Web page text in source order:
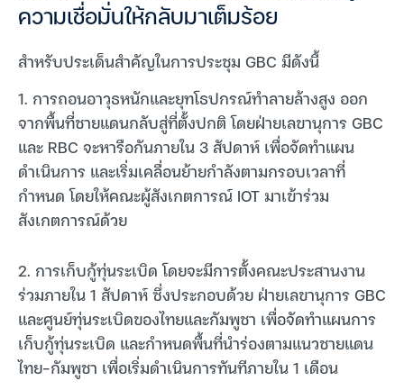
ความเชื่อมั่นให้กลับมาเต็มร้อย
สำหรับประเด็นสำคัญในการประชุม GBC มีดังนี้
1. การถอนอาวุธหนักและยุทโธปกรณ์ทำลายล้างสูง ออก
จากพื้นที่ชายแดนกลับสู่ที่ตั้งปกติ โดยฝ่ายเลขานุการ GBC
และ RBC จะหารือกันภายใน 3 สัปดาห์ เพื่อจัดทำแผน
ดำเนินการ และเริ่มเคลื่อนย้ายกำลังตามกรอบเวลาที่
กำหนด โดยให้คณะผู้สังเกตการณ์ IOT มาเข้าร่วม
สังเกตการณ์ด้วย
2. การเก็บกู้ทุ่นระเบิด โดยจะมีการตั้งคณะประสานงาน
ร่วมภายใน 1 สัปดาห์ ซึ่งประกอบด้วย ฝ่ายเลขานุการ GBC
และศูนย์ทุ่นระเบิดของไทยและกัมพูชา เพื่อจัดทำแผนการ
เก็บกู้ทุ่นระเบิด และกำหนดพื้นที่นำร่องตามแนวชายแดน
ไทย-กัมพูชา เพื่อเริ่มดำเนินการทันทีภายใน 1 เดือน